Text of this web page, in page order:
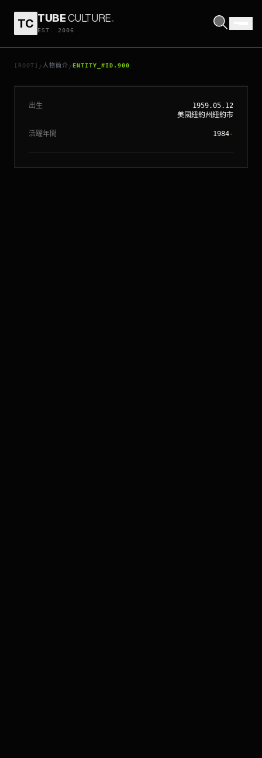
TC TUBECULTURE.
EST. 2006
[ROOT] / 人物簡介 /ENTITY_#ID.900
// ENTITY_#ID.900
榮雷姆斯
出生
1959.05.12
美國紐約州紐約市
活躍年間 1984-